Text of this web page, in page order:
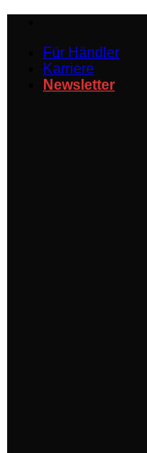
springenFür Händler
Karriere
Newsletter